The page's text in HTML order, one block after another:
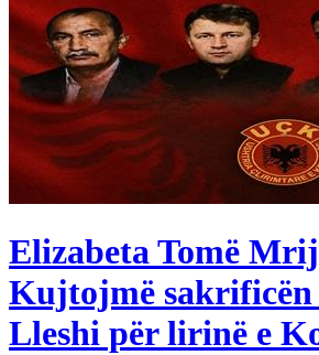
Elizabeta Tomë
Kujtojmë sakrificën
Lleshi për lirinë e